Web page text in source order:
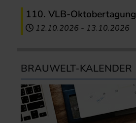
110. VLB-Oktobertagung
12.10.2026 - 13.10.2026
BRAUWELT-KALENDER